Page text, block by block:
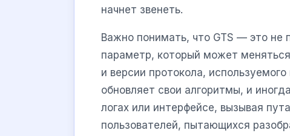
начнет звенеть.
Важно понимать, что GTS — это не
параметр, который может
и версии протокола,
обновляет свои алгоритмы, и
логах или интерфейсе, вызывая
пользователей, пытающихся